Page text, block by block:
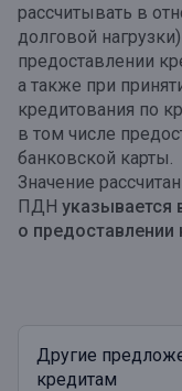
рассчитывать в
долговой
предоставлении
а также при
кредитования по
в том числе
банковской карты.
Значение
ПДН указывается
о предоставлении
Другие
кредитам